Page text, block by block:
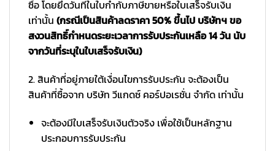
ซื้อ โดยยึดวันที่ในใบกำกับภาษีขายหรือใบเสร็จรับเงิน
เท่านั้น (กรณีเป็นสินค้าลดราคา 50% ขึ้นไป บริษัทฯ ขอ
สงวนสิทธิ์กำหนดระยะเวลาการรับประกันเหลือ 14 วัน นับ
จากวันที่ระบุในใบเสร็จรับเงิน)
2. สินค้าที่อยู่ภายใต้เงื่อนไขการรับประกัน จะต้องเป็น
สินค้าที่ซื้อจาก บริษัท วีแกดซ์ คอร์ปอเรชั่น จำกัด เท่านั้น
จะต้องมีใบเสร็จรับเงินตัวจริง เพื่อใช้เป็นหลักฐาน
ประกอบการรับประกัน